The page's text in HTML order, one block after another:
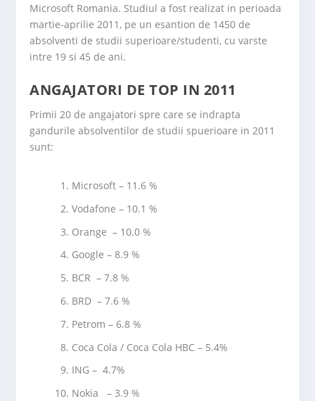
Microsoft Romania. Studiul a fost realizat in perioada
martie-aprilie 2011, pe un esantion de 1450 de
absolventi de studii superioare/studenti, cu varste
intre 19 si 45 de ani.
ANGAJATORI DE TOP IN 2011
Primii 20 de angajatori spre care se indrapta
gandurile absolventilor de studii spuerioare in 2011
sunt:
Microsoft – 11.6 %
Vodafone – 10.1 %
Orange – 10.0 %
Google – 8.9 %
BCR – 7.8 %
BRD – 7.6 %
Petrom – 6.8 %
Coca Cola / Coca Cola HBC – 5.4%
ING – 4.7%
Nokia – 3.9 %